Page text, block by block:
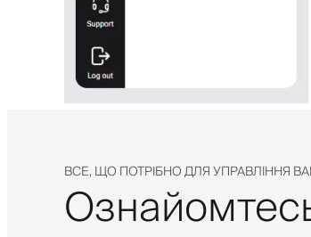
ВСЕ, ЩО ПОТРІБНО ДЛЯ УПРАВЛІННЯ